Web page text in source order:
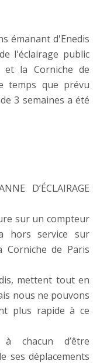
émanant d'Enedis
l'éclairage public
et la Corniche de
temps que prévu
3 semaines a été
D’ÉCLAIRAGE
sur un compteur
hors service sur
Corniche de Paris
mettent tout en
nous ne pouvons
plus rapide à ce
chacun d’être
ses déplacements